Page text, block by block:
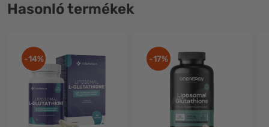
Hasonló termékek
-14% -17%